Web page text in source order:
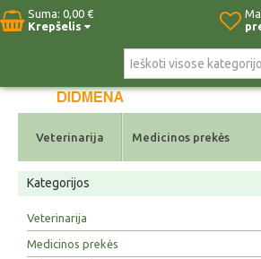
Suma: 0,00 €
Krepšelis
Pradžia Naujos
Veterinarija Medicinos prekės
Kategorijos
Veterinarija
Medicinos prekės